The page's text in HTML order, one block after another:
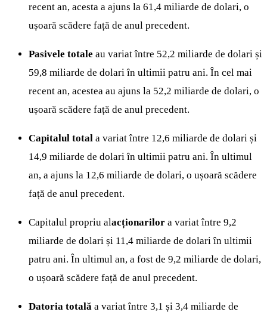
recent an, acesta a ajuns la 61,4 miliarde de dolari, o
ușoară scădere față de anul precedent.
Pasivele totale au variat între 52,2 miliarde de dolari și
59,8 miliarde de dolari în ultimii patru ani. În cel mai
recent an, acestea au ajuns la 52,2 miliarde de dolari, o
ușoară scădere față de anul precedent.
Capitalul total a variat între 12,6 miliarde de dolari și
14,9 miliarde de dolari în ultimii patru ani. În ultimul
an, a ajuns la 12,6 miliarde de dolari, o ușoară scădere
față de anul precedent.
Capitalul propriu alacționarilor a variat între 9,2
miliarde de dolari și 11,4 miliarde de dolari în ultimii
patru ani. În ultimul an, a fost de 9,2 miliarde de dolari,
o ușoară scădere față de anul precedent.
Datoria totală a variat între 3,1 și 3,4 miliarde de